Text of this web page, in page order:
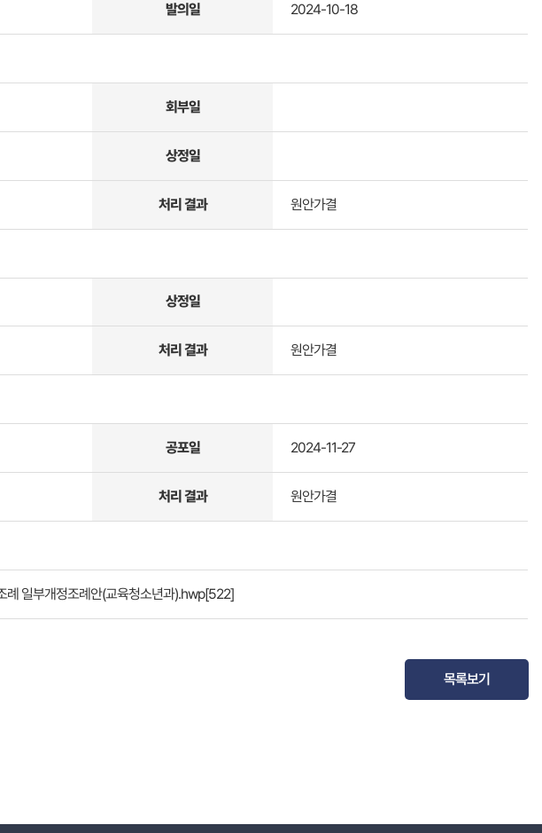
발의일 2024-10-18
회부일
상정일
처리 결과 원안가결
상정일
처리 결과 원안가결
공포일 2024-11-27
처리 결과 원안가결
례 일부개정조례안(교육청소년과).hwp[522]
목록보기